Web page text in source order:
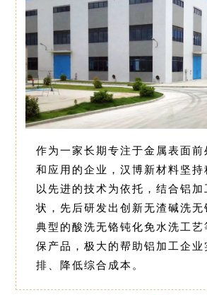
作为一家长期专注于金属表面前
和应用的企业，汉博新材料坚持
以先进的技术为依托，结合铝加
状，先后研发出创新无渣碱洗无
典型的酸洗无铬钝化免水洗工艺
保产品，极大的帮助铝加工企业
排、降低综合成本。